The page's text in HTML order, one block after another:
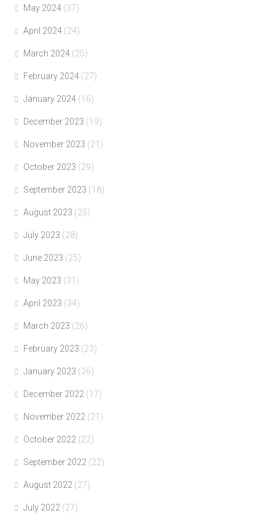
May 2024 (37)
April 2024 (24)
March 2024 (25)
February 2024 (27)
January 2024 (16)
December 2023 (19)
November 2023 (21)
October 2023 (29)
September 2023 (18)
August 2023 (25)
July 2023 (28)
June 2023 (25)
May 2023 (31)
April 2023 (34)
March 2023 (26)
February 2023 (23)
January 2023 (26)
December 2022 (17)
November 2022 (21)
October 2022 (22)
September 2022 (22)
August 2022 (27)
July 2022 (27)